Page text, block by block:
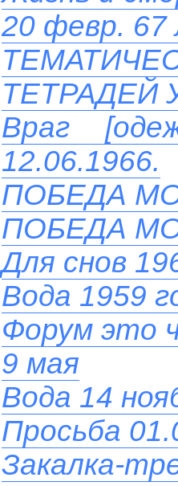
20 февр.
ТЕТРАДЕЙ
Враг
12.06.1966.
ПОБЕДА
ПОБЕДА
Для снов
Вода 1959
Форум это
9 мая
Вода 14
Просьба
Закалка-